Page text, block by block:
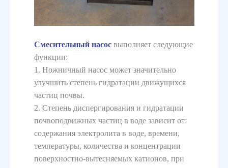
Смесительный насосвыполняет следующие
функции:
1. Ножничный насос может значительно
улучшить степень гидратации движущихся
частиц почвы.
2. Степень диспергирования и гидратации
почвоподвижных частиц в воде зависит от:
содержания электролита в воде, времени,
температуры, количества и концентрации
поверхностно-вытесняемых катионов, при